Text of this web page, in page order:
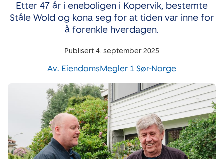
Etter 47 år i eneboligen i Kopervik, bestemte
Ståle Wold og kona seg for at tiden var inne for
å forenkle hverdagen.
Publisert 4. september 2025
Av: EiendomsMegler 1 Sør-Norge